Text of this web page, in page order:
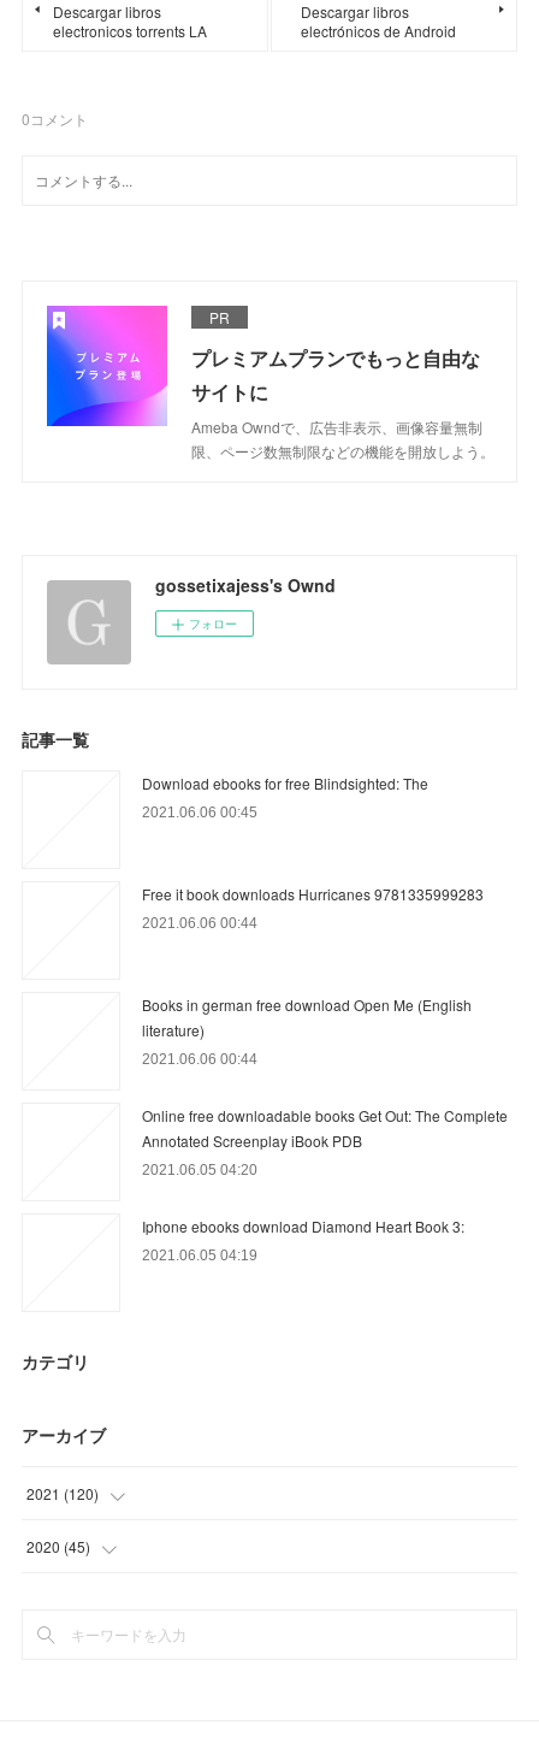
Descargar libros
electronicos torrents LA
Descargar libros
electrónicos de Android
0コメント
PR
プレミアムプランでもっと自由な
サイトに
Ameba Owndで、広告非表示、画像容量無制
限、ページ数無制限などの機能を開放しよう。
gossetixajess's Ownd
フォロー
記事一覧
Download ebooks for free Blindsighted: The
2021.06.06 00:45
Free it book downloads Hurricanes 9781335999283
2021.06.06 00:44
Books in german free download Open Me (English
literature)
2021.06.06 00:44
Online free downloadable books Get Out: The Complete
Annotated Screenplay iBook PDB
2021.06.05 04:20
Iphone ebooks download Diamond Heart Book 3:
2021.06.05 04:19
カテゴリ
アーカイブ
2021 (120)
(18 )
(
2020 (45)
(